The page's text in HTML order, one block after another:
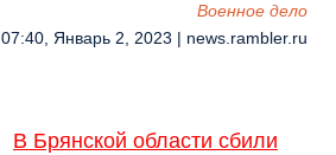
Военное дело
07:40, Январь 2, 2023 | news.rambler.ru
В Брянской области сбили